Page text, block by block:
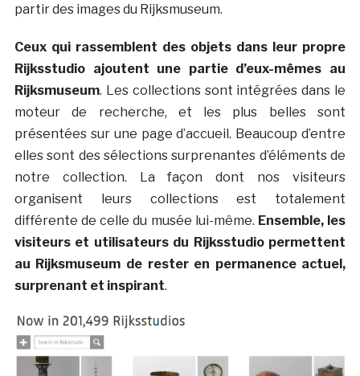
partir des images du Rijksmuseum.
Ceux qui rassemblent des objets dans leur propre
Rijksstudio ajoutent une partie d’eux-mêmes au
Rijksmuseum. Les collections sont intégrées dans le
moteur de recherche, et les plus belles sont
présentées sur une page d’accueil. Beaucoup d’entre
elles sont des sélections surprenantes d’éléments de
notre collection. La façon dont nos visiteurs
organisent leurs collections est totalement
différente de celle du musée lui-même. Ensemble, les
visiteurs et utilisateurs du Rijksstudio permettent
au Rijksmuseum de rester en permanence actuel,
surprenant et inspirant.